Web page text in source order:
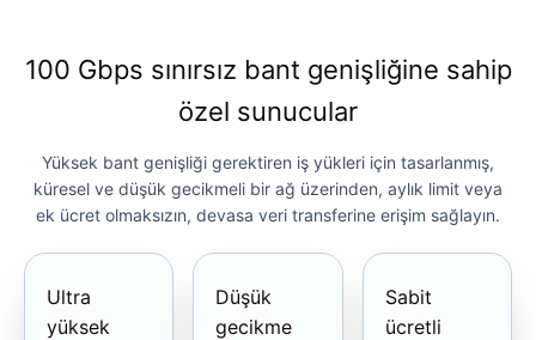
100 Gbps sınırsız bant genişliğine sahip
özel sunucular
Yüksek bant genişliği gerektiren iş yükleri için tasarlanmış,
küresel ve düşük gecikmeli bir ağ üzerinden, aylık limit veya
ek ücret olmaksızın, devasa veri transferine erişim sağlayın.
Ultra
yüksek
Düşük
gecikme
Sabit
ücretli